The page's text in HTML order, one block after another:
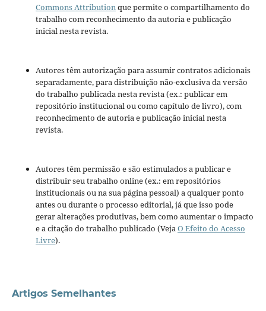
Commons Attributionque permite o compartilhamento do
trabalho com reconhecimento da autoria e publicação
inicial nesta revista.
Autores têm autorização para assumir contratos adicionais
separadamente, para distribuição não-exclusiva da versão
do trabalho publicada nesta revista (ex.: publicar em
repositório institucional ou como capítulo de livro), com
reconhecimento de autoria e publicação inicial nesta
revista.
Autores têm permissão e são estimulados a publicar e
distribuir seu trabalho online (ex.: em repositórios
institucionais ou na sua página pessoal) a qualquer ponto
antes ou durante o processo editorial, já que isso pode
gerar alterações produtivas, bem como aumentar o impacto
e a citação do trabalho publicado (VejaO Efeito do Acesso
Livre).
Artigos Semelhantes